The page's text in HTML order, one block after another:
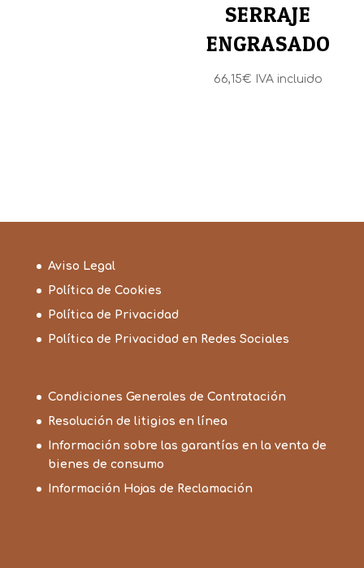
SERRAJE
ENGRASADO
66,15€ IVA incluido
Aviso Legal
Política de Cookies
Política de Privacidad
Política de Privacidad en Redes Sociales
Condiciones Generales de Contratación
Resolución de litigios en línea
Información sobre las garantías en la venta de
bienes de consumo
Información Hojas de Reclamación